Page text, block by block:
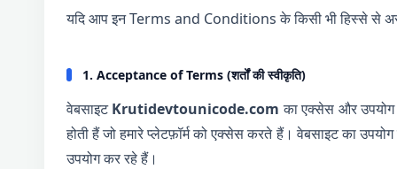
यदि आप इन Terms and Conditions के किसी भी हिस्से से
1. Acceptance of Terms (शर्तों की स्वीकृति)
वेबसाइटKrutidevtounicode.com का एक्सेस और उपयोग
होती हैं जो हमारे प्लेटफ़ॉर्म को एक्सेस करते हैं। वेबसाइट का
उपयोग कर रहे हैं।